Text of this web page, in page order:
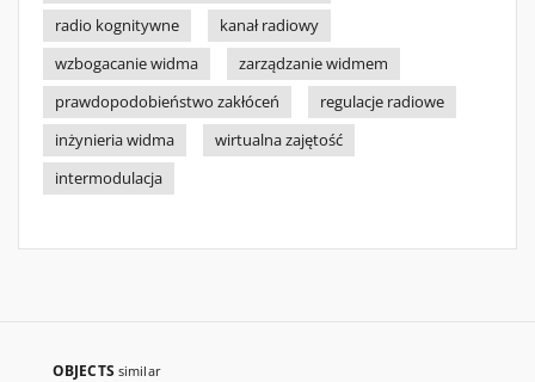
radio kognitywne
kanał radiowy
wzbogacanie widma
zarządzanie widmem
prawdopodobieństwo zakłóceń
regulacje radiowe
inżynieria widma
wirtualna zajętość
intermodulacja
OBJECTS similar